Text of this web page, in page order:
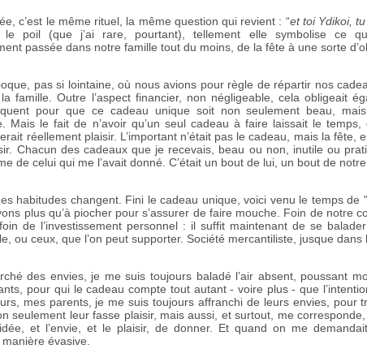
c’est le même rituel, la même question qui revient : “et toi Ydikoi,
le poil (que j’ai rare, pourtant), tellement elle symbolise ce
passée dans notre famille tout du moins, de la fête à une sorte
pas si lointaine, où nous avions pour règle de répartir nos
famille. Outre l’aspect financier, non négligeable, cela obligeait
pour que ce cadeau unique soit non seulement beau,
Mais le fait de n’avoir qu’un seul cadeau à faire laissait le
réellement plaisir. L’important n’était pas le cadeau, mais la fête,
Chacun des cadeaux que je recevais, beau ou non, inutile ou
de celui qui me l’avait donné. C’était un bout de lui, un bout de
habitudes changent. Fini le cadeau unique, voici venu le temps de
plus qu’à piocher pour s’assurer de faire mouche. Foin de notre
de l’investissement personnel : il suffit maintenant de se
ou ceux, que l’on peut supporter. Société mercantiliste, jusque dans
des envies, je me suis toujours baladé l’air absent, poussant
pour qui le cadeau compte tout autant - voire plus - que
mes parents, je me suis toujours affranchi de leurs envies, pour
seulement leur fasse plaisir, mais aussi, et surtout, me
et l’envie, et le plaisir, de donner. Et quand on me
évasive.